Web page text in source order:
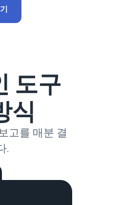
도구
식
고를 매분 결
.